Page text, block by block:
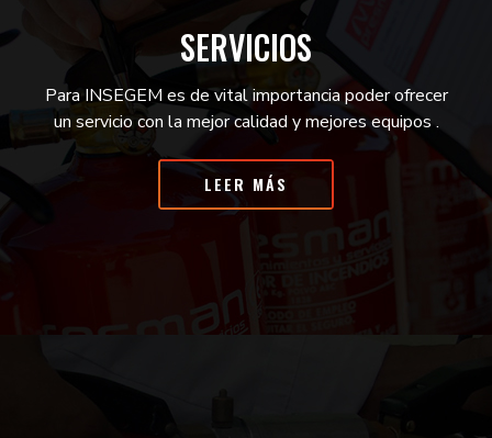
SERVICIOS
Para INSEGEM es de vital importancia poder ofrecer
un servicio con la mejor calidad y mejores equipos .
LEER MÁS